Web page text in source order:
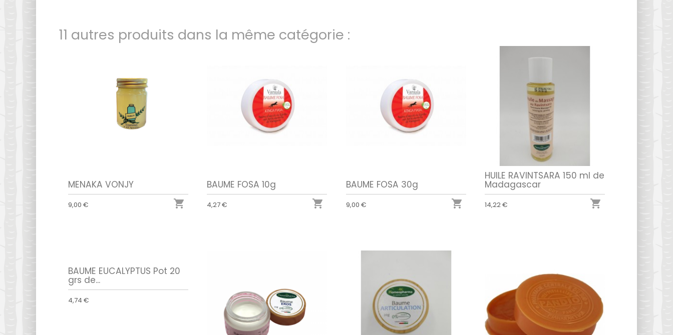
11 autres produits dans la même catégorie :
MENAKA VONJY
9,00 € 
BAUME FOSA 10g
4,27 € 
BAUME FOSA 30g
9,00 € 
HUILE RAVINTSARA 150 ml de
Madagascar
14,22 € 
BAUME EUCALYPTUS Pot 20
grs de...
4,74 €